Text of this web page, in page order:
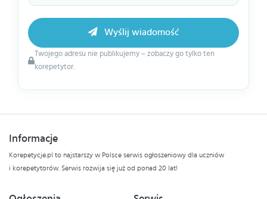
Twojego adresu nie publikujemy – zobaczy go tylko ten
korepetytor.
Wyślij wiadomość
Informacje
Korepetycje.pl to najstarszy w Polsce serwis ogłoszeniowy dla uczniów
i korepetytorów. Serwis rozwija się już od ponad 20 lat!